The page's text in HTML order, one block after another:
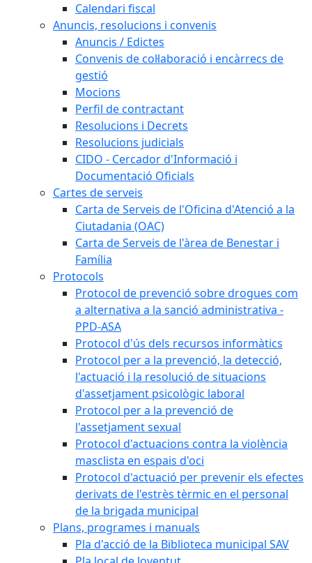
Calendari fiscal
Anuncis, resolucions i convenis
Anuncis / Edictes
Convenis de col·laboració i encàrrecs de
gestió
Mocions
Perfil de contractant
Resolucions i Decrets
Resolucions judicials
CIDO - Cercador d'Informació i
Documentació Oficials
Cartes de serveis
Carta de Serveis de l'Oficina d'Atenció a la
Ciutadania (OAC)
Carta de Serveis de l'àrea de Benestar i
Família
Protocols
Protocol de prevenció sobre drogues com
a alternativa a la sanció administrativa -
PPD-ASA
Protocol d'ús dels recursos informàtics
Protocol per a la prevenció, la detecció,
l'actuació i la resolució de situacions
d'assetjament psicològic laboral
Protocol per a la prevenció de
l'assetjament sexual
Protocol d'actuacions contra la violència
masclista en espais d'oci
Protocol d'actuació per prevenir els efectes
derivats de l'estrès tèrmic en el personal
de la brigada municipal
Plans, programes i manuals
Pla d'acció de la Biblioteca municipal SAV